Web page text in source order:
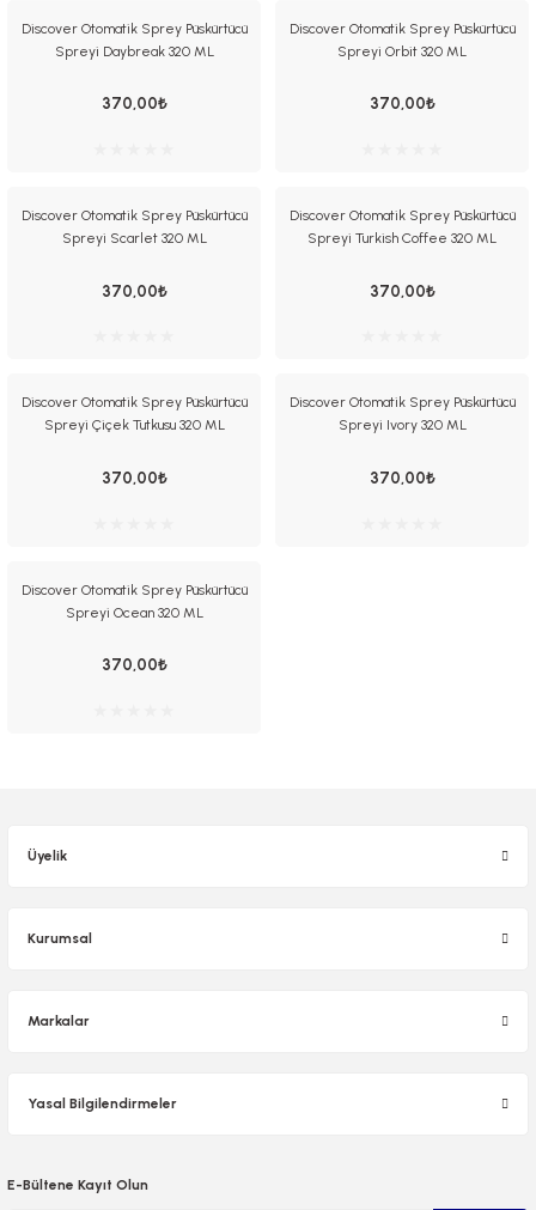
Discover Otomatik Sprey Püskürtücü
Spreyi Daybreak 320 ML
370,00₺
Discover Otomatik Sprey Püskürtücü
Spreyi Orbit 320 ML
370,00₺
Discover Otomatik Sprey Püskürtücü
Spreyi Scarlet 320 ML
370,00₺
Discover Otomatik Sprey Püskürtücü
Spreyi Turkish Coffee 320 ML
370,00₺
Discover Otomatik Sprey Püskürtücü
Spreyi Çiçek Tutkusu 320 ML
370,00₺
Discover Otomatik Sprey Püskürtücü
Spreyi Ivory 320 ML
370,00₺
Discover Otomatik Sprey Püskürtücü
Spreyi Ocean 320 ML
370,00₺
Üyelik
Kurumsal
Markalar
Yasal Bilgilendirmeler
E-Bültene Kayıt Olun